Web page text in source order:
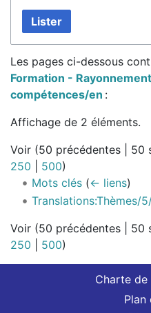
Lister
Les pages ci-dessous
Formation -
compétences/en :
Affichage de 2 éléments.
Voir (50 précédentes 50
250
500)
Mots clés (← liens)
Translations:Thèmes/
Voir (50 précédentes 50
250
500)
Charte
Plan